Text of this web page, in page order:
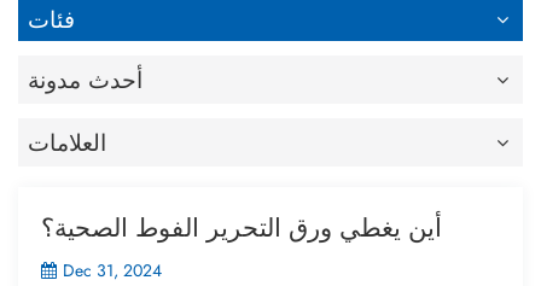
فئات
أحدث مدونة
العلامات
أين يغطي ورق التحرير الفوط الصحية؟
Dec 31, 2024